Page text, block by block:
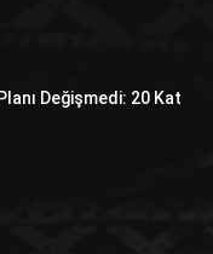
Değişmedi: 20 Kat